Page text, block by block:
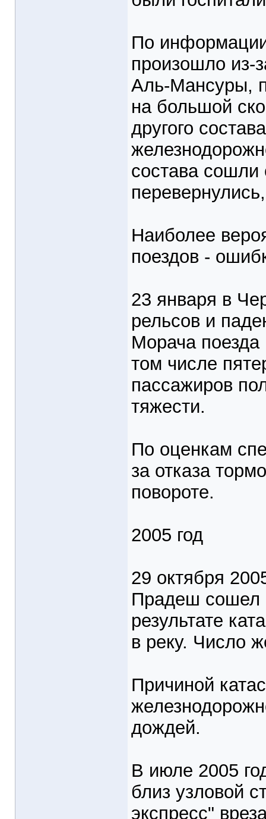
По
произошло из-
Аль-Мансуры,
на большой
другого
состава сошли
Наиболее
поездов -
23 января в
рельсов и
Морача поезда
том числе
пассажиров
тяжести.
По оценкам
за отказа
повороте.
2005 год
29 октября
Прадеш сошел
результате
в реку. Число
Причиной
дождей.
В июле 2005
близ узловой
экспресс"